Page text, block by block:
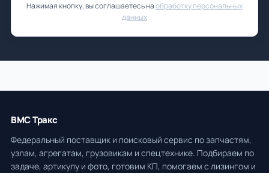
Нажимая кнопку, вы соглашаетесь наобработку персональных
данных
ВМС Тракс
Федеральный поставщик и поисковый сервис по запчастям,
узлам, агрегатам, грузовикам и спецтехнике. Подбираем по
задаче, артикулу и фото, готовим КП, помогаем с лизингом и